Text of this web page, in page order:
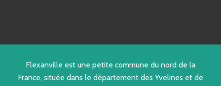
Flexanville est une petite commune du nord de la
France, située dans le département des Yvelines et de